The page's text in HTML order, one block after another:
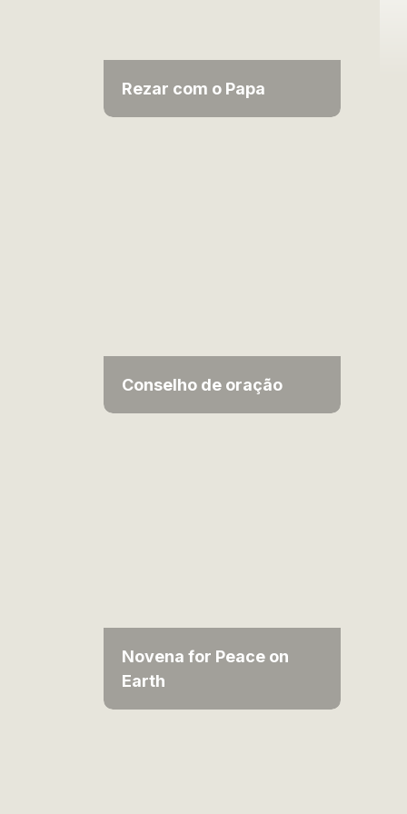
Rezar com o Papa
Conselho de oração
Novena for Peace on
Earth